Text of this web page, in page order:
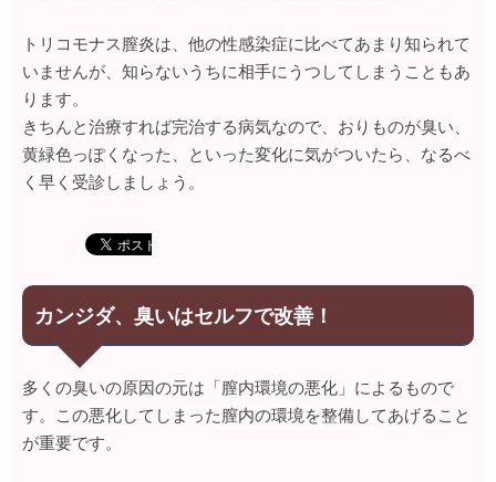
トリコモナス膣炎は、他の性感染症に比べてあまり知られて
いませんが、知らないうちに相手にうつしてしまうこともあ
ります。
きちんと治療すれば完治する病気なので、おりものが臭い、
黄緑色っぽくなった、といった変化に気がついたら、なるべ
く早く受診しましょう。
カンジダ、臭いはセルフで改善！
多くの臭いの原因の元は「膣内環境の悪化」によるもので
す。この悪化してしまった膣内の環境を整備してあげること
が重要です。